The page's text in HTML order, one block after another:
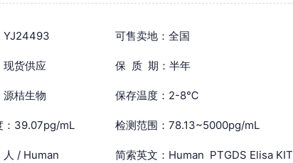
YJ24493 可售卖地：全国
现货供应 保 质 期：半年
源桔生物 保存温度：2-8℃
：39.07pg/mL 检测范围：78.13~5000pg/mL
人 / Human 简索英文：Human PTGDS Elisa KIT